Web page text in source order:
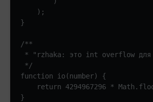
    );
}
/**
* "rzhaka: это int overflow для
*/
function io(number) {
return 4294967296 *
}